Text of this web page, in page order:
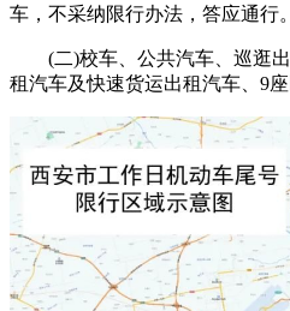
车，不采纳限行办法，答应通行。
(二)校车、公共汽车、巡逛出
租汽车及快速货运出租汽车、9